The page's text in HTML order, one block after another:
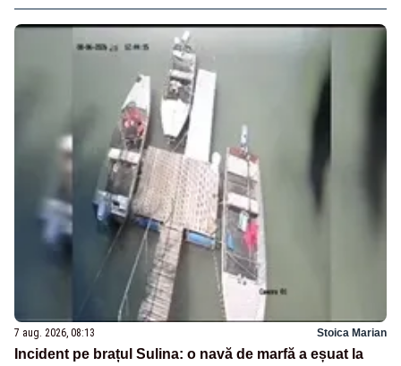
7 aug. 2026, 08:13 Stoica Marian
Incident pe brațul Sulina: o navă de marfă a eșuat la